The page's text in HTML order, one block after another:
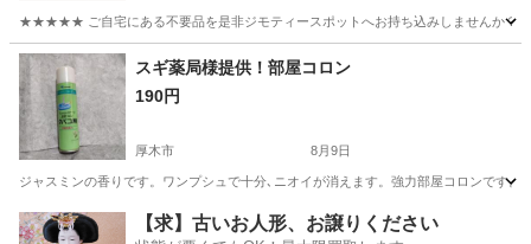
★★★★★ ご自宅にある不要品を是非ジモティースポットへお持ち込みしませんか？
神奈川 川崎市 食器 醤油差し
スギ薬局様提供！部屋コロン
190円
厚木市 8月9日
ジャスミンの香りです。ワンプシュで十分､ニオイが消えます。強力部屋コロンです
神奈川 芳香剤、消臭剤
【求】古いお人形、お譲りください